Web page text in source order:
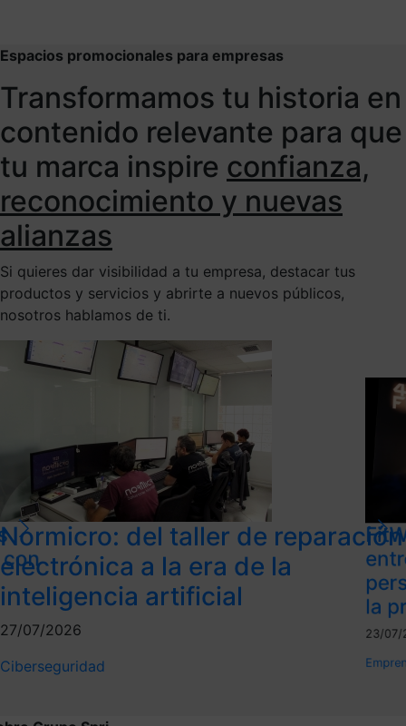
Espacios promocionales para empresas
Transformamos tu historia en
contenido relevante para que
tu marca inspire confianza,
reconocimiento y nuevas
alianzas
Si quieres dar visibilidad a tu empresa, destacar tus
productos y servicios y abrirte a nuevos públicos,
nosotros hablamos de ti.
Normicro: del taller de reparación
electrónica a la era de la
inteligencia artificial
27/07/2026
Ciberseguridad
la
23/07/